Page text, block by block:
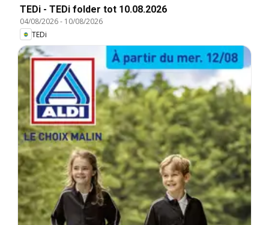
TEDi - TEDi folder tot 10.08.2026
04/08/2026- 10/08/2026
TEDi